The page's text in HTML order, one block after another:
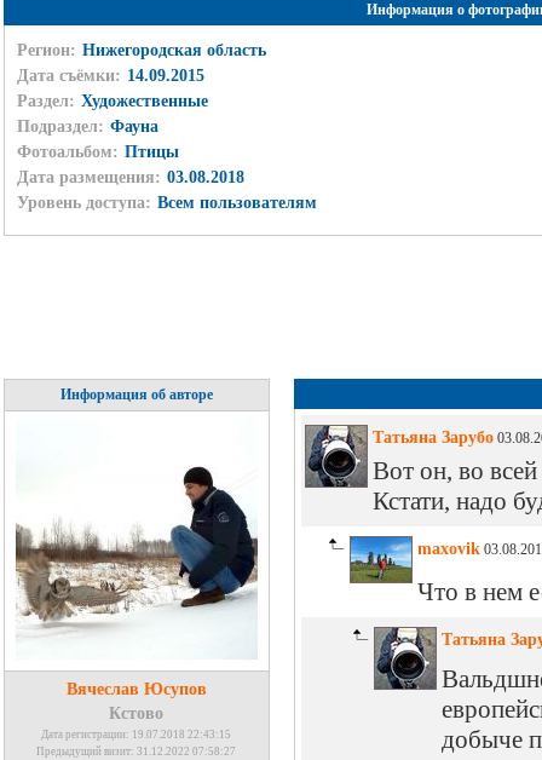
Информация о
Регион: Нижегородская область
Дата съёмки: 14.09.2015
Раздел: Художественные
Подраздел: Фауна
Фотоальбом: Птицы
Дата размещения: 03.08.2018
Уровень доступа: Всем пользователям
Информация об авторе
Вячеслав Юсупов
Кстово
Дата регистрации: 19.07.2018 22:43:15
Предыдущий визит: 31.12.2022 07:58:27
Татьяна Зарубо
Вот он, во
Кстати, надо
maxovik
Что в нем
Татьяна
добыче